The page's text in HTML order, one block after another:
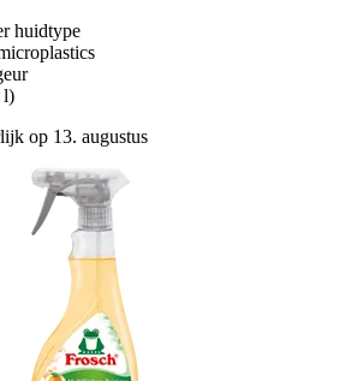
huidtype
l)
op 13. augustus